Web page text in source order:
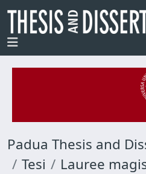
Padua Thesis and
Tesi
Lauree